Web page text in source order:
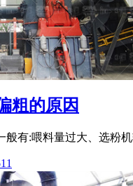
粗的原因
般有:喂料量过大、选粉